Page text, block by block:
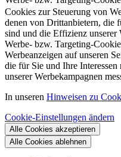
Cookies zur Steuerung von
denen von Drittanbietern, die
sind und die Effizienz unserer
Werbe- bzw. Targeting-
Werbeanzeigen auf unseren
die für Sie und Ihre
unserer Werbekampagnen
In unseren Hinweisen zu
Cookie-Einstellungen ändern
Alle Cookies akzeptieren
Alle Cookies ablehnen